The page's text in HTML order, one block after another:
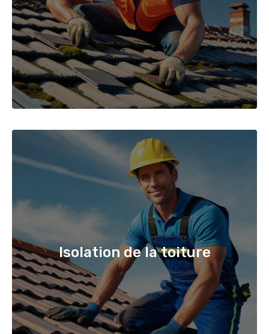
Isolation de la toiture